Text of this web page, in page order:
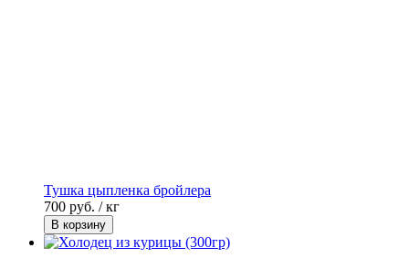
Тушка цыпленка бройлера
700 руб. / кг
В корзину